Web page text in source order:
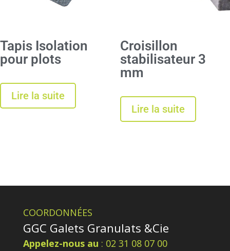
Tapis Isolation
pour plots
Lire la suite
Croisillon
stabilisateur 3
mm
Lire la suite
COORDONNÉES
GGC Galets Granulats &Cie
Appelez-nous au : 02 31 08 07 00